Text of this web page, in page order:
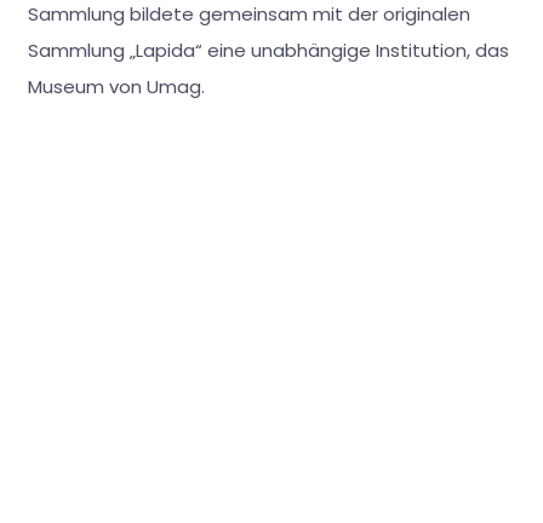
Sammlung bildete gemeinsam mit der originalen
Sammlung „Lapida“ eine unabhängige Institution, das
Museum von Umag.